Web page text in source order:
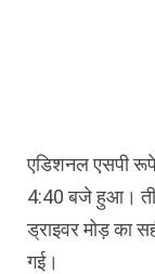
एडिशनल एसपी
4:40 बजे हुआ।
ड्राइवर मोड़ का
गई।